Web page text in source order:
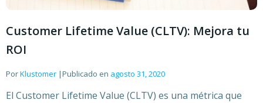
Customer Lifetime Value (CLTV): Mejora tu
ROI
PorKlustomer |Publicado en agosto 31, 2020
El Customer Lifetime Value (CLTV) es una métrica que